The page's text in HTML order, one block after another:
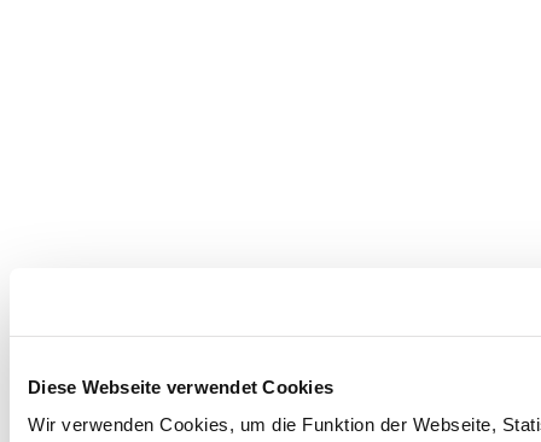
Diese Webseite verwendet Cookies
Wir verwenden Cookies, um die Funktion der Webseite,